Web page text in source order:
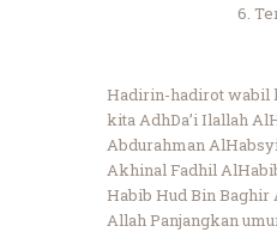
6.
Hadirin-hadirot wabil
kita AdhDa’i Ilallah
Abdurahman
Akhinal Fadhil
Habib Hud Bin Baghir
Allah Panjangkan